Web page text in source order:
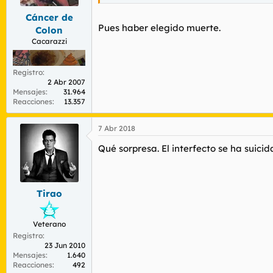
Cáncer de
Colon
Cacarazzi
Registro
2 Abr 2007
Mensajes
31.964
Reacciones
13.357
Pues haber elegido muerte.
Tirao
Veterano
Registro
23 Jun 2010
Mensajes
1.640
Reacciones
492
7 Abr 2018
Qué sorpresa. El interfecto se ha